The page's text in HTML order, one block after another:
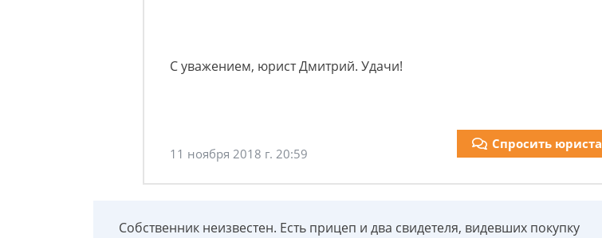
С уважением, юрист Дмитрий. Удачи!
11 ноября 2018 г. 20:59
Спросить юриста
Собственник неизвестен. Есть прицеп и два свидетеля, видевших покупку